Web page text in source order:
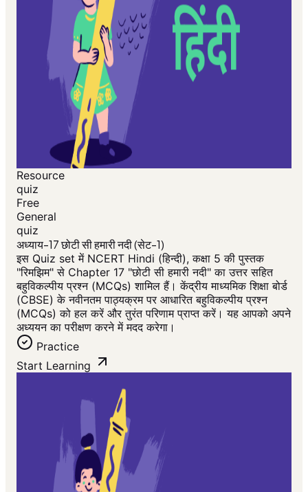
Resource
quiz
Free
General
quiz
अध्याय-17 छोटी सी हमारी नदी (सेट-1)
इस Quiz set में NCERT Hindi (हिन्दी), कक्षा 5 की पुस्तक
"रिमझिम" से Chapter 17 "छोटी सी हमारी नदी" का उत्तर सहित
बहुविकल्पीय प्रश्न (MCQs) शामिल हैं। केंद्रीय माध्यमिक शिक्षा बोर्ड
(CBSE) के नवीनतम पाठ्यक्रम पर आधारित बहुविकल्पीय प्रश्न
(MCQs) को हल करें और तुरंत परिणाम प्राप्त करें। यह आपको अपने
अध्ययन का परीक्षण करने में मदद करेगा।
Practice
Start Learning